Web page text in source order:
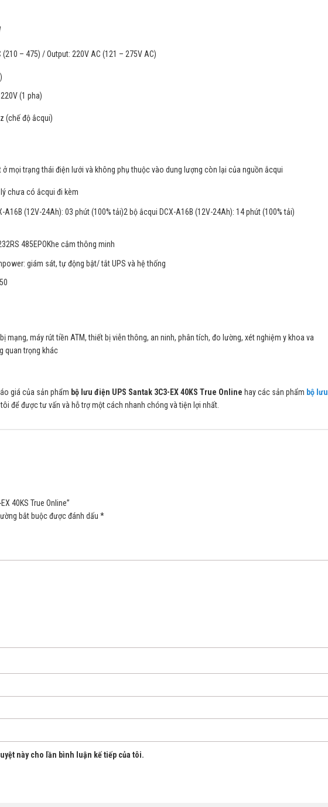
(210 – 475) / Output: 220V AC (121 – 275V AC)
(1 pha)
(chế độ ắcqui)
ở mọi trạng thái điện lưới và không phụ thuộc vào dung lượng còn lại của nguồn ắcqui
chưa có ắcqui đi kèm
A16B (12V-24Ah): 03 phút (100% tải)2 bộ ắcqui DCX-A16B (12V-24Ah): 14 phút (100% tải)
485EPOKhe cắm thông minh
giám sát, tự động bật/ tắt UPS và hệ thống
mạng, máy rút tiền ATM, thiết bị viễn thông, an ninh, phân tích, đo lường, xét nghiệm y khoa va
quan trọng khác
giá của sản phẩm bộ lưu điện UPS Santak 3C3-EX 40KS True Online hay các sản phẩm bộ lưu
để được tư vấn và hỗ trợ một cách nhanh chóng và tiện lợi nhất.
40KS True Online”
bắt buộc được đánh dấu *
này cho lần bình luận kế tiếp của tôi.